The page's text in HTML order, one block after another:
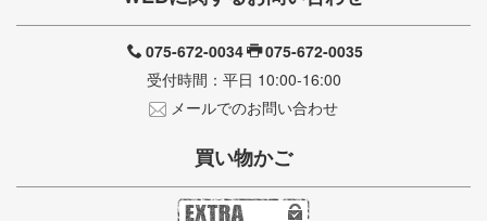
075-672-0034
075-672-0035
受付時間：平日 10:00-16:00
メールでのお問い合わせ
買い物かご